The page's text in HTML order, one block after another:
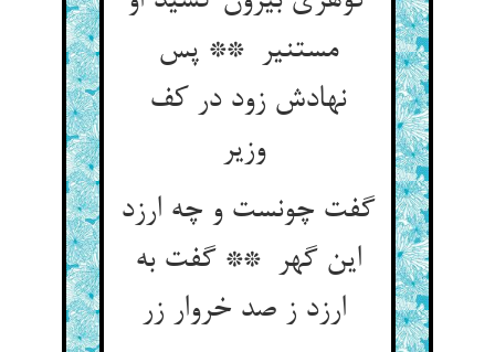
مستنیر ** پس
نهادش زود در کف
وزیر
گفت چونست و چه ارزد
این گهر ** گفت به
ارزد ز صد خروار زر